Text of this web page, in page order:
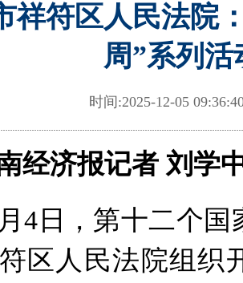
“建设社会主义现代化强国
豫篮联赛结束第十七轮争夺
算力，正在重新“耕种”中原
河南省二十条硬核举措出
河南省主汛期防汛抗旱工
“从根本上改变了中国人
从国家科技奖看中原创新跃
“几分钱”传言背后 河南西
河南省党政代表团赴新疆考
工业遗存上“长”出文化IP群
河南可再生能源装机突破1
三个“没想到”刷新港区速度
336件（组）意大利文物在
祥符区人民法院
周”系列活
时间:2025-12-05
济报记者 刘学
日，第十二个国
区人民法院组织